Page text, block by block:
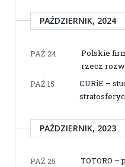
PAŹDZIERNIK, 2024
PAŹ 24
Polskie
rzecz
PAŹ 15
CURiE –
PAŹDZIERNIK, 2023
PAŹ 25 TOTORO –